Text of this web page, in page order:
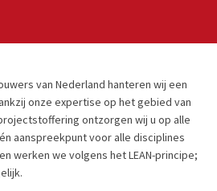
van Nederland hanteren wij een
onze expertise op het gebied van
ontzorgen wij u op alle
aanspreekpunt voor alle disciplines
werken we volgens het LEAN-principe;